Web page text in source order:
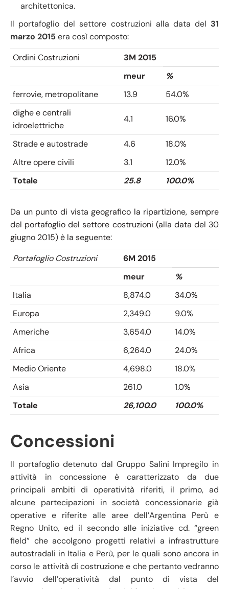
architettonica.
Il portafoglio del settore costruzioni alla data del 31
marzo 2015 era così composto:
Ordini Costruzioni
3M 2015
meur
%
ferrovie, metropolitane
13.9
54.0%
dighe e centrali
idroelettriche
4.1 16.0%
Strade e autostrade 4.6
18.0%
Altre opere civili
3.1
12.0%
Totale
25.8 100.0%
Da un punto di vista geografico la ripartizione, sempre
del portafoglio del settore costruzioni (alla data del 30
giugno 2015) è la seguente:
Portafoglio Costruzioni
6M 2015
meur
%
Italia
8,874.0
34.0%
Europa
2,349.0
9.0%
Americhe
3,654.0
14.0%
Africa
6,264.0
24.0%
Medio Oriente
4,698.0
18.0%
Asia
261.0
1.0%
Totale
26,100.0 100.0%
Concessioni
Il portafoglio detenuto dal Gruppo Salini Impregilo in
attività in concessione è caratterizzato da due
principali ambiti di operatività riferiti, il primo, ad
alcune partecipazioni in società concessionarie già
operative e riferite alle aree dell’Argentina Perù e
Regno Unito, ed il secondo alle iniziative cd. “green
field” che accolgono progetti relativi a infrastrutture
autostradali in Italia e Perù, per le quali sono ancora in
corso le attività di costruzione e che pertanto vedranno
l’avvio dell’operatività dal punto di vista del